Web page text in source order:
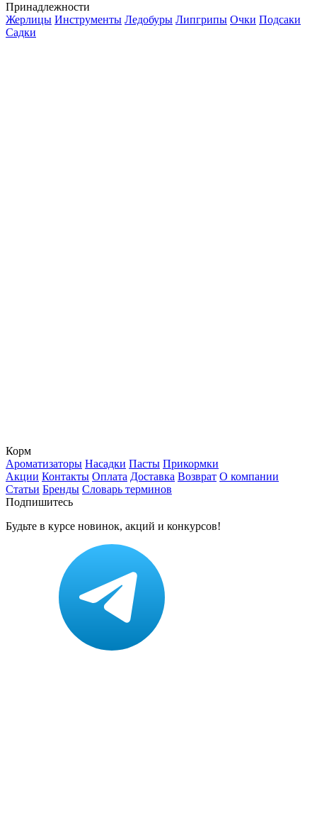
Принадлежности
Жерлицы Инструменты Ледобуры Липгрипы Очки Подсаки
Садки
Корм
Ароматизаторы Насадки Пасты Прикормки
Акции Контакты Оплата Доставка Возврат О компании
Статьи Бренды Словарь терминов
Подпишитесь
Будьте в курсе новинок, акций и конкурсов!